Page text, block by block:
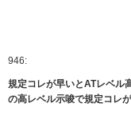
946:
規定コレが早いとATレベル
の高レベル示唆で規定コレ